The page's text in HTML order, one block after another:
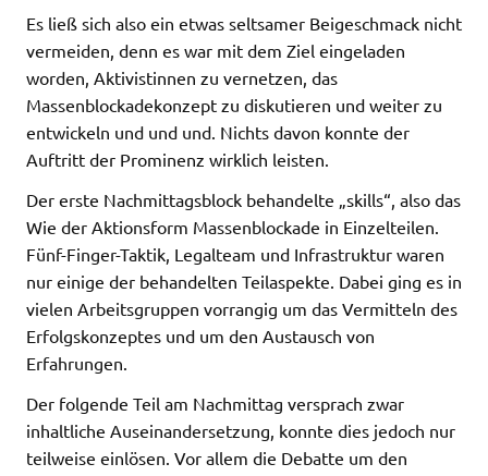
Es ließ sich also ein etwas seltsamer Beigeschmack nicht
vermeiden, denn es war mit dem Ziel eingeladen
worden, Aktivistinnen zu vernetzen, das
Massenblockadekonzept zu diskutieren und weiter zu
entwickeln und und und. Nichts davon konnte der
Auftritt der Prominenz wirklich leisten.
Der erste Nachmittagsblock behandelte „skills“, also das
Wie der Aktionsform Massenblockade in Einzelteilen.
Fünf-Finger-Taktik, Legalteam und Infrastruktur waren
nur einige der behandelten Teilaspekte. Dabei ging es in
vielen Arbeitsgruppen vorrangig um das Vermitteln des
Erfolgskonzeptes und um den Austausch von
Erfahrungen.
Der folgende Teil am Nachmittag versprach zwar
inhaltliche Auseinandersetzung, konnte dies jedoch nur
teilweise einlösen. Vor allem die Debatte um den